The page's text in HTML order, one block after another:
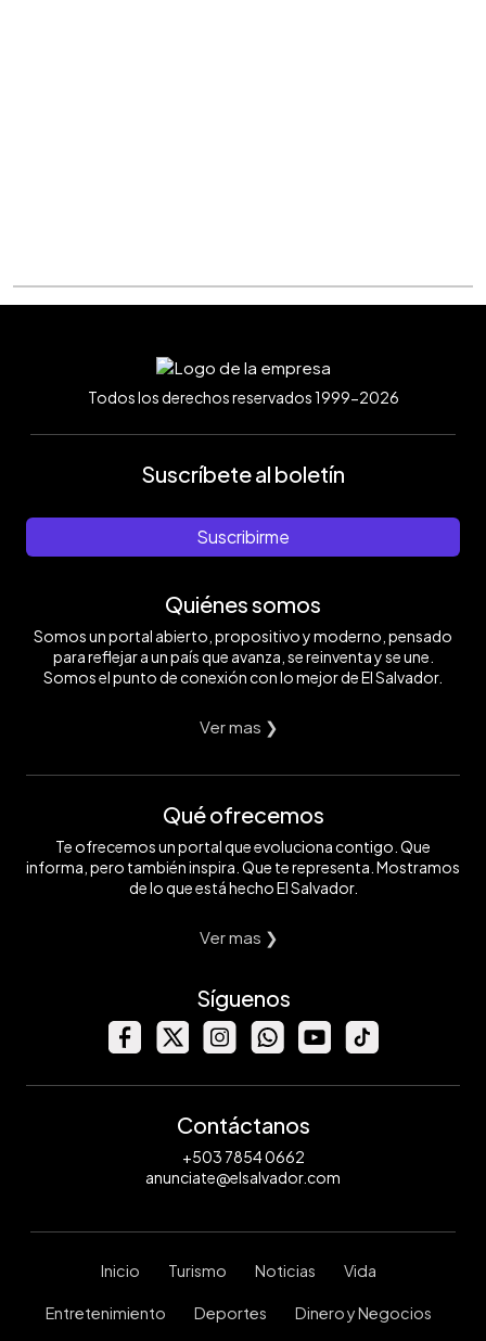
Todos los derechos reservados 1999-2026
Suscríbete al boletín
Suscribirme
Quiénes somos
Somos un portal abierto, propositivo y moderno, pensado
para reflejar a un país que avanza, se reinventa y se une.
Somos el punto de conexión con lo mejor de El Salvador.
Ver mas ❯
Qué ofrecemos
Te ofrecemos un portal que evoluciona contigo. Que
informa, pero también inspira. Que te representa. Mostramos
de lo que está hecho El Salvador.
Ver mas ❯
Síguenos
Contáctanos
+503 7854 0662
anunciate@elsalvador.com
Inicio Turismo Noticias Vida
Entretenimiento Deportes Dinero y Negocios